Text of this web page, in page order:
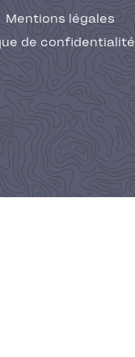
Mentions légales
de confidentialité